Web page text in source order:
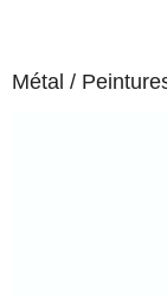
Métal /